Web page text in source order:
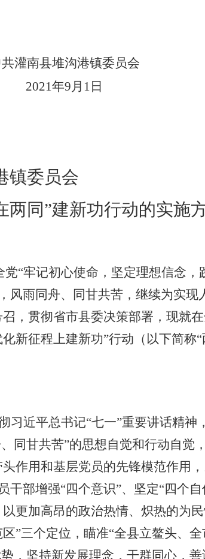
灌南县堆沟港镇委员会
2021年9月 1 日
镇委员会
两同”建新功行动的实施
党“牢记初心使命，坚定理想信念，
风雨同舟、同甘共苦，继续为实现
，贯彻省市县委决策部署，现就
新征程上建新功”行动（以下简称“
习近平总书记“七一”重要讲话精神
同甘共苦”的思想自觉和行动自觉
作用和基层党员的先锋模范作用
部增强“四个意识”、坚定“四个自
更加高昂的政治热情、炽热的为
”三个定位，瞄准“全县立鳌头、
，坚持新发展理念，干群同心，